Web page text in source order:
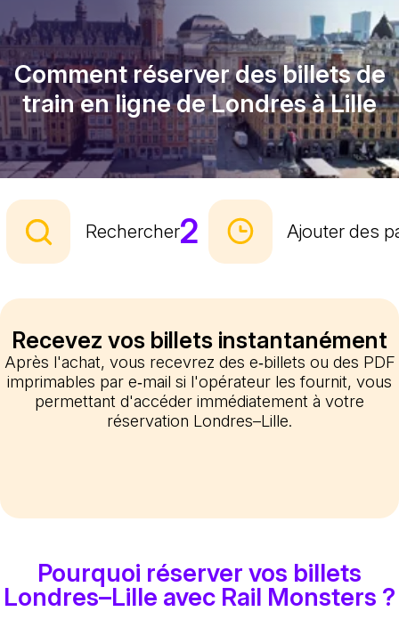
Comment réserver des billets de
train en ligne de Londres à Lille
Rechercher2 Ajouter des
Recevez vos billets instantanément
Après l'achat, vous recevrez des e‑billets ou des PDF
imprimables par e‑mail si l'opérateur les fournit, vous
permettant d'accéder immédiatement à votre
réservation Londres–Lille.
Pourquoi réserver vos billets
Londres–Lille avec Rail Monsters ?